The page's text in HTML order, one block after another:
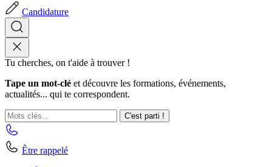
Candidature
Tu cherches, on t'aide à trouver !
Tape un mot-clé et découvre les formations, événements,
actualités... qui te correspondent.
C'est parti !
Être rappelé